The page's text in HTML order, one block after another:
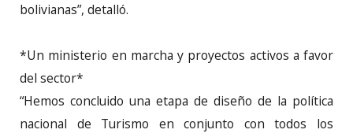
bolivianas”, detalló.
*Un ministerio en marcha y proyectos activos a favor
del sector*
“Hemos concluido una etapa de diseño de la política
nacional de Turismo en conjunto con todos los